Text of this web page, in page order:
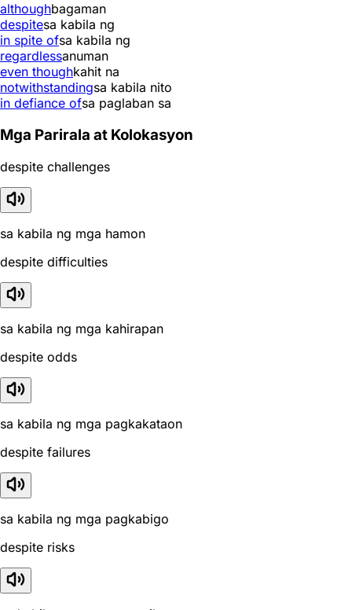
althoughbagaman
despitesa kabila ng
in spite ofsa kabila ng
regardlessanuman
even thoughkahit na
notwithstandingsa kabila nito
in defiance ofsa paglaban sa
Mga Parirala at Kolokasyon
despite challenges
sa kabila ng mga hamon
despite difficulties
sa kabila ng mga kahirapan
despite odds
sa kabila ng mga pagkakataon
despite failures
sa kabila ng mga pagkabigo
despite risks